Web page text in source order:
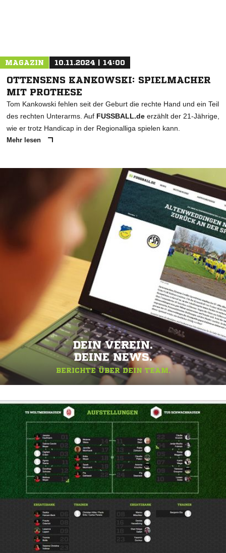
MAGAZIN 10.11.2024 | 14:00
OTTENSENS KANKOWSKI: SPIELMACHER
MIT PROTHESE
Tom Kankowski fehlen seit der Geburt die rechte Hand und ein Teil
des rechten Unterarms. Auf FUSSBALL.de erzählt der 21-Jährige,
wie er trotz Handicap in der Regionalliga spielen kann.
Mehr lesen
DEIN VEREIN.
DEINE NEWS.
BERICHTE ÜBER DEIN TEAM.